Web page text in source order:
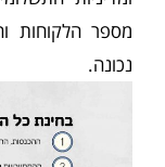
מספר הלקוחות
נכונה.